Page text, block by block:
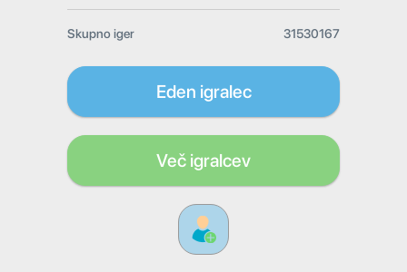
Skupno iger 31530167
Eden igralec
Več igralcev